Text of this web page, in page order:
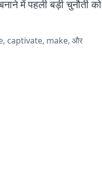
में पहली बड़ी चुनौती को
captivate, make, और